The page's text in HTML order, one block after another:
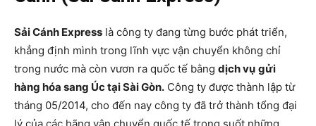
Sải Cánh Express là công ty đang từng bước phát triển,
khẳng định mình trong lĩnh vực vận chuyển không chỉ
trong nước mà còn vươn ra quốc tế bằng dịch vụ gửi
hàng hóa sang Úc tại Sài Gòn. Công ty được thành lập từ
tháng 05/2014, cho đến nay công ty đã trở thành tổng đại